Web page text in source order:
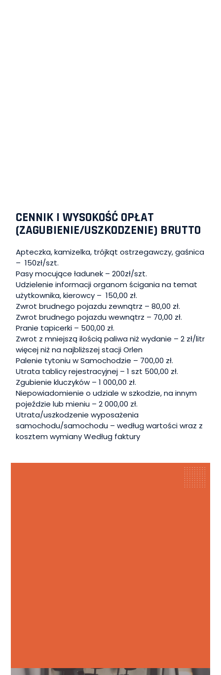
CENNIK I WYSOKOŚĆ OPŁAT
(ZAGUBIENIE/USZKODZENIE) BRUTTO
Apteczka, kamizelka, trójkąt ostrzegawczy, gaśnica
– 150zł/szt.
Pasy mocujące ładunek – 200zł/szt.
Udzielenie informacji organom ścigania na temat
użytkownika, kierowcy – 150,00 zł.
Zwrot brudnego pojazdu zewnątrz – 80,00 zł.
Zwrot brudnego pojazdu wewnątrz – 70,00 zł.
Pranie tapicerki – 500,00 zł.
Zwrot z mniejszą ilością paliwa niż wydanie – 2 zł/litr
więcej niż na najbliższej stacji Orlen
Palenie tytoniu w Samochodzie – 700,00 zł.
Utrata tablicy rejestracyjnej – 1 szt 500,00 zł.
Zgubienie kluczyków – 1 000,00 zł.
Niepowiadomienie o udziale w szkodzie, na innym
pojeździe lub mieniu – 2 000,00 zł.
Utrata/uszkodzenie wyposażenia
samochodu/samochodu – według wartości wraz z
kosztem wymiany Według faktury